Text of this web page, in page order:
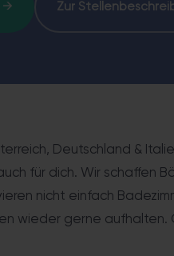
→ Zur
Deutschland &
für dich. Wir schaffen
nicht einfach
wieder gerne aufhalten.